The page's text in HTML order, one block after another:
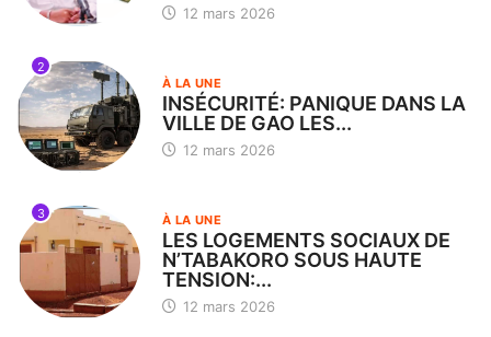
12 mars 2026
2
À LA UNE
INSÉCURITÉ: PANIQUE DANS LA
VILLE DE GAO LES...
12 mars 2026
3 À LA UNE
LES LOGEMENTS SOCIAUX DE
N’TABAKORO SOUS HAUTE
TENSION:...
12 mars 2026